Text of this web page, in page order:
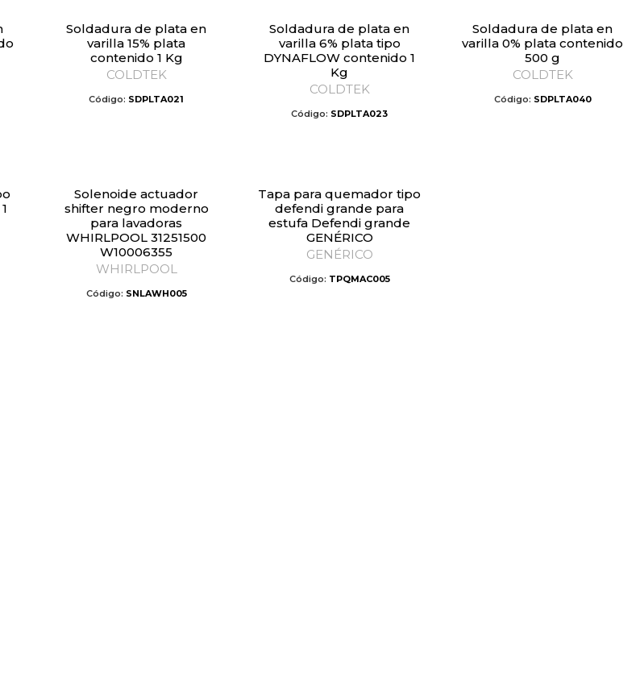
Soldadura de plata en
varilla 15% plata
contenido 1 Kg
COLDTEK
Código: SDPLTA021
Soldadura de plata en
varilla 6% plata tipo
DYNAFLOW contenido 1
Kg
COLDTEK
Código: SDPLTA023
Soldadura de plata en
varilla 0% plata contenido
500 g
COLDTEK
Código: SDPLTA040
Solenoide actuador
shifter negro moderno
para lavadoras
WHIRLPOOL 31251500
W10006355
WHIRLPOOL
Código: SNLAWH005
Tapa para quemador tipo
defendi grande para
estufa Defendi grande
GENÉRICO
GENÉRICO
Código: TPQMAC005